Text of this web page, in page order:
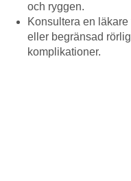
och ryggen.
Konsultera en
eller begränsad
komplikationer.